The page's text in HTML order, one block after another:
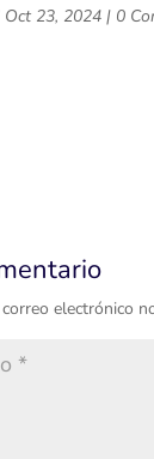
Oct 23, 2024 | 0
electrónico